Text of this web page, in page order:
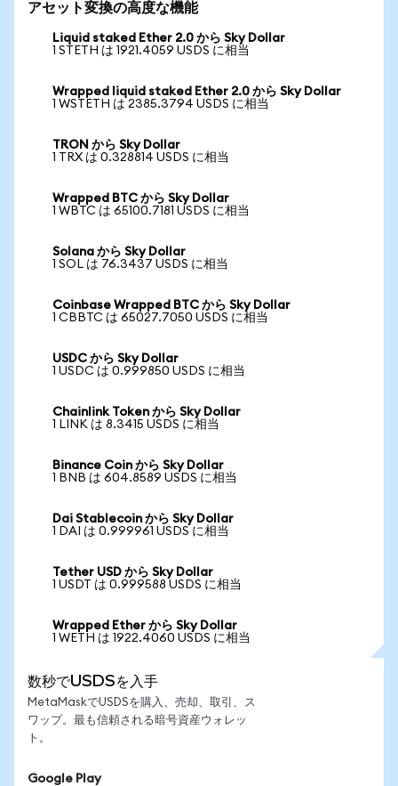
アセット変換の高度な機能
Liquid staked Ether 2.0 から Sky Dollar
1 STETH は 1921.4059 USDS に相当
Wrapped liquid staked Ether 2.0 から Sky Dollar
1 WSTETH は 2385.3794 USDS に相当
TRON から Sky Dollar
1 TRX は 0.328814 USDS に相当
Wrapped BTC から Sky Dollar
1 WBTC は 65100.7181 USDS に相当
Solana から Sky Dollar
1 SOL は 76.3437 USDS に相当
Coinbase Wrapped BTC から Sky Dollar
1 CBBTC は 65027.7050 USDS に相当
USDC から Sky Dollar
1 USDC は 0.999850 USDS に相当
Chainlink Token から Sky Dollar
1 LINK は 8.3415 USDS に相当
Binance Coin から Sky Dollar
1 BNB は 604.8589 USDS に相当
Dai Stablecoin から Sky Dollar
1 DAI は 0.999961 USDS に相当
Tether USD から Sky Dollar
1 USDT は 0.999588 USDS に相当
Wrapped Ether から Sky Dollar
1 WETH は 1922.4060 USDS に相当
数秒でUSDSを入手
MetaMaskでUSDSを購入、売却、取引、ス
ワップ。最も信頼される暗号資産ウォレッ
ト。
Google Play